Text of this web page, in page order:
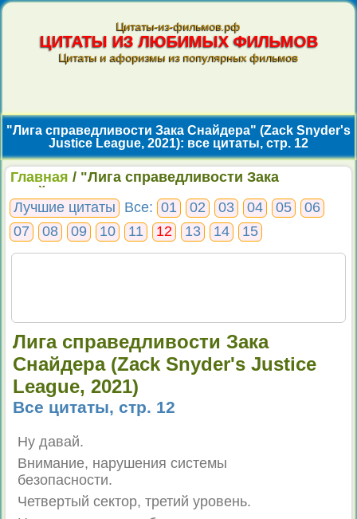
Цитаты-из-фильмов.рф
ЦИТАТЫ ИЗ ЛЮБИМЫХ ФИЛЬМОВ
Цитаты и афоризмы из популярных фильмов
"Лига справедливости Зака Снайдера" (Zack Snyder's
Justice League, 2021): все цитаты, стр. 12
Главная / "Лига справедливости Зака
Снайдера": все цитаты, стр. 12
Лучшие цитаты
Все: 01 02 03 04 05
06
07
08 09 10 11 12 13 14 15
Лига справедливости Зака
Снайдера (Zack Snyder's Justice
League, 2021)
Все цитаты, стр. 12
Ну давай.
Внимание, нарушения системы
безопасности.
Четвертый сектор, третий уровень.